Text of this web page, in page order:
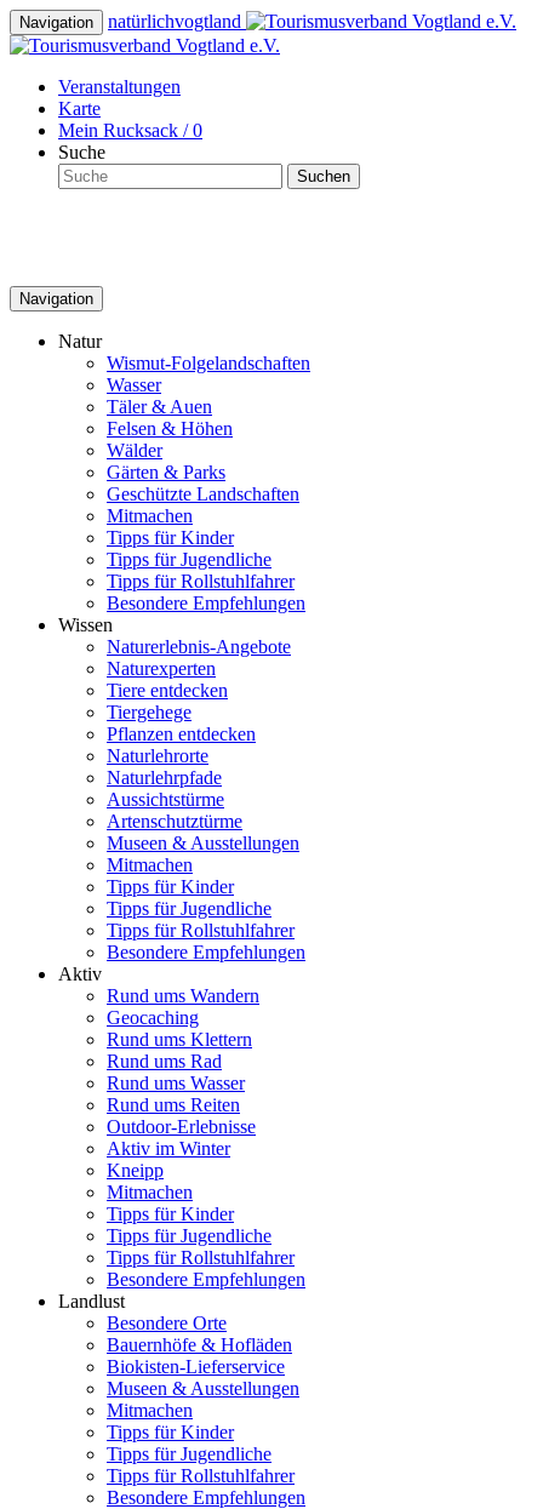
Navigation natürlichvogtland
Veranstaltungen
Karte
Mein Rucksack /0
Suche
Suchen
Navigation
Natur
Wismut-Folgelandschaften
Wasser
Täler & Auen
Felsen & Höhen
Wälder
Gärten & Parks
Geschützte Landschaften
Mitmachen
Tipps für Kinder
Tipps für Jugendliche
Tipps für Rollstuhlfahrer
Besondere Empfehlungen
Wissen
Naturerlebnis-Angebote
Naturexperten
Tiere entdecken
Tiergehege
Pflanzen entdecken
Naturlehrorte
Naturlehrpfade
Aussichtstürme
Artenschutztürme
Museen & Ausstellungen
Mitmachen
Tipps für Kinder
Tipps für Jugendliche
Tipps für Rollstuhlfahrer
Besondere Empfehlungen
Aktiv
Rund ums Wandern
Geocaching
Rund ums Klettern
Rund ums Rad
Rund ums Wasser
Rund ums Reiten
Outdoor-Erlebnisse
Aktiv im Winter
Kneipp
Mitmachen
Tipps für Kinder
Tipps für Jugendliche
Tipps für Rollstuhlfahrer
Besondere Empfehlungen
Landlust
Besondere Orte
Bauernhöfe & Hofläden
Biokisten-Lieferservice
Museen & Ausstellungen
Mitmachen
Tipps für Kinder
Tipps für Jugendliche
Tipps für Rollstuhlfahrer
Besondere Empfehlungen